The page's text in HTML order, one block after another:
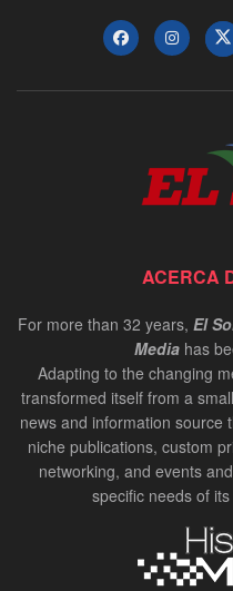
ACERCA
For more than 32 years, El
Media has
Adapting to the changing
transformed itself from a
news and information source
niche publications, custom
networking, and events
specific needs of